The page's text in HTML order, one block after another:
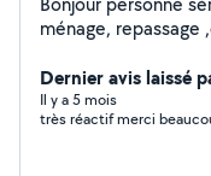
ménage, repassage ,course
personne intéressée
Dernier avis laissé
Il y a 5 mois
très réactif merci